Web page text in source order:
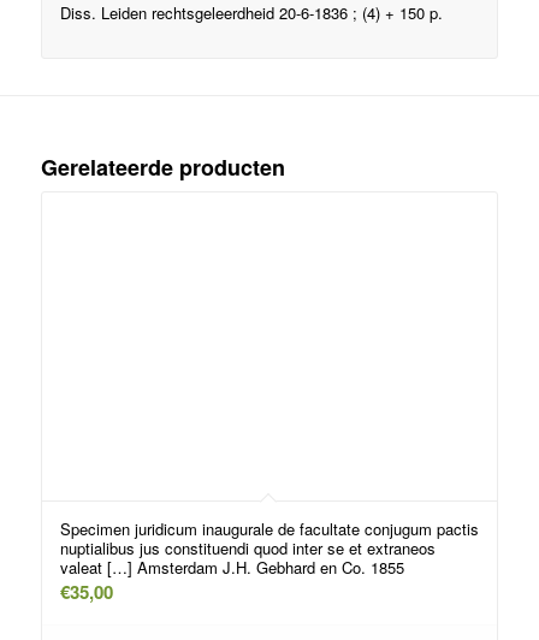
Diss. Leiden rechtsgeleerdheid 20-6-1836 ; (4) + 150 p.
Gerelateerde producten
Specimen juridicum inaugurale de facultate conjugum pactis
nuptialibus jus constituendi quod inter se et extraneos
valeat […] Amsterdam J.H. Gebhard en Co. 1855
€35,00